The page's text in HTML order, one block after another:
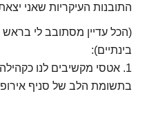
התובנות העיקריות שאני
(הכל עדיין מסתובב לי בראש
בינתיים):
1. אטסי מקשיבים לנו
בתשומת הלב של סניף